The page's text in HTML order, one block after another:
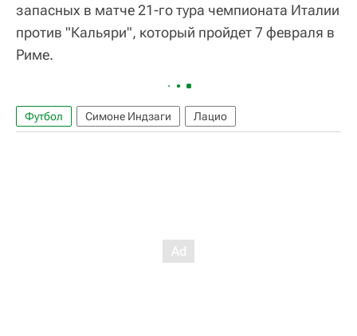
запасных в матче 21-го тура чемпионата Италии
против "Кальяри", который пройдет 7 февраля в
Риме.
Футбол Симоне Индзаги Лацио